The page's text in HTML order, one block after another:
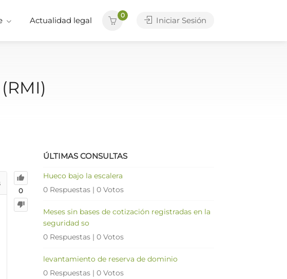
Actualidad legal
0
Iniciar Sesión
0
ÚLTIMAS CONSULTAS
Hueco bajo la escalera
0 Respuestas | 0 Votos
Meses sin bases de cotización registradas en la
seguridad so
0 Respuestas | 0 Votos
levantamiento de reserva de dominio
0 Respuestas | 0 Votos